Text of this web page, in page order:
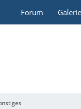
Forum Galerie